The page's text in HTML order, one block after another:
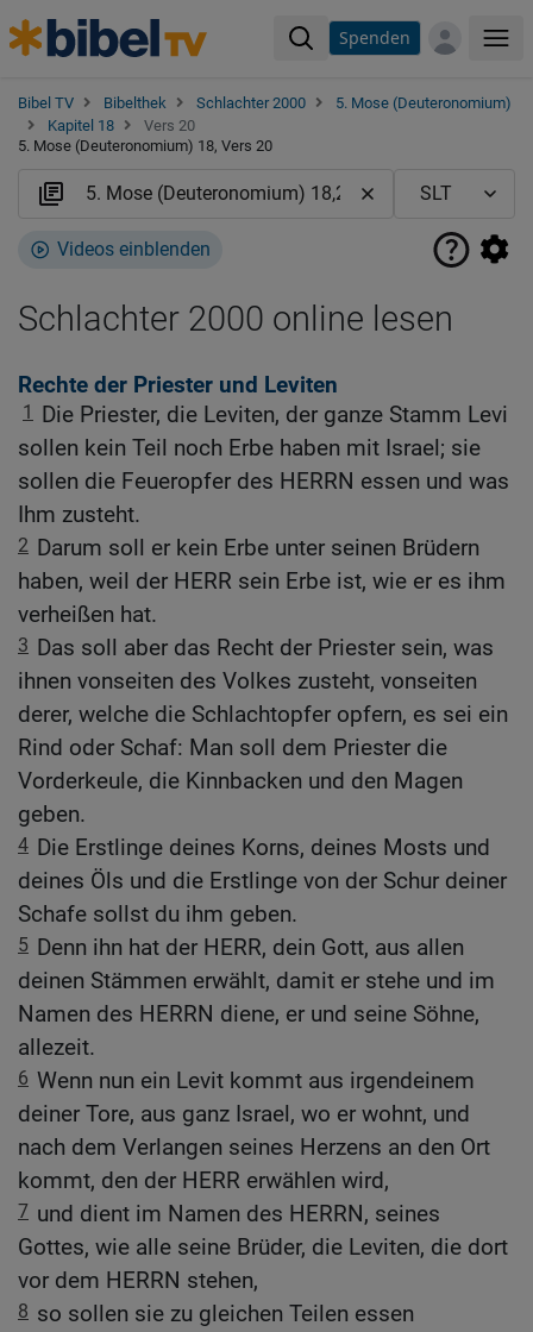
Spenden
Bibel TV Bibelthek Schlachter 2000
5. Mose (Deuteronomium)
Kapitel 18
Vers 20
5. Mose (Deuteronomium) 18, Vers 20
Videos einblenden
Schlachter 2000 online lesen
Rechte der Priester und Leviten
1
Die Priester, die Leviten, der ganze Stamm Levi
sollen kein Teil noch Erbe haben mit Israel; sie
sollen die Feueropfer des HERRN essen und was
Ihm zusteht.
2 Darum soll er kein Erbe unter seinen Brüdern
haben, weil der HERR sein Erbe ist, wie er es ihm
verheißen hat.
3 Das soll aber das Recht der Priester sein, was
ihnen vonseiten des Volkes zusteht, vonseiten
derer, welche die Schlachtopfer opfern, es sei ein
Rind oder Schaf: Man soll dem Priester die
Vorderkeule, die Kinnbacken und den Magen
geben.
4 Die Erstlinge deines Korns, deines Mosts und
deines Öls und die Erstlinge von der Schur deiner
Schafe sollst du ihm geben.
5 Denn ihn hat der HERR, dein Gott, aus allen
deinen Stämmen erwählt, damit er stehe und im
Namen des HERRN diene, er und seine Söhne,
allezeit.
6 Wenn nun ein Levit kommt aus irgendeinem
deiner Tore, aus ganz Israel, wo er wohnt, und
nach dem Verlangen seines Herzens an den Ort
kommt, den der HERR erwählen wird,
7 und dient im Namen des HERRN, seines
Gottes, wie alle seine Brüder, die Leviten, die dort
vor dem HERRN stehen,
8 so sollen sie zu gleichen Teilen essen